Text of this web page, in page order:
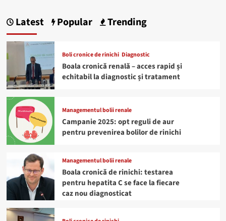
cărat
Latest Popular Trending
Boli cronice de rinichi Diagnostic
Boala cronică renală – acces rapid și
echitabil la diagnostic și tratament
Managementul bolii renale
Campanie 2025: opt reguli de aur
pentru prevenirea bolilor de rinichi
Managementul bolii renale
Boala cronică de rinichi: testarea
pentru hepatita C se face la fiecare
caz nou diagnosticat